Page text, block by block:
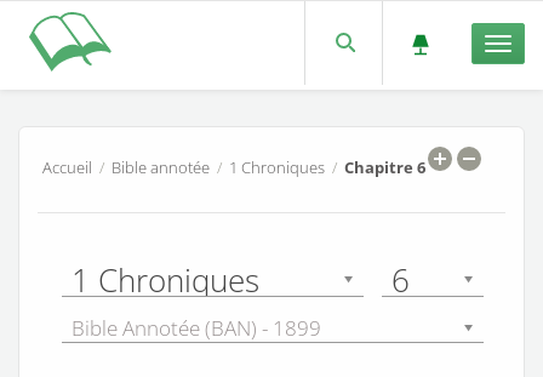
Accueil / Bible annotée / 1 Chroniques /Chapitre 6
1 Chroniques 6
Bible Annotée (BAN) - 1899